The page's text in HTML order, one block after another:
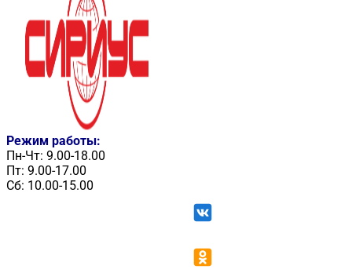
Режим работы:
Пн-Чт: 9.00-18.00
Пт: 9.00-17.00
Сб: 10.00-15.00